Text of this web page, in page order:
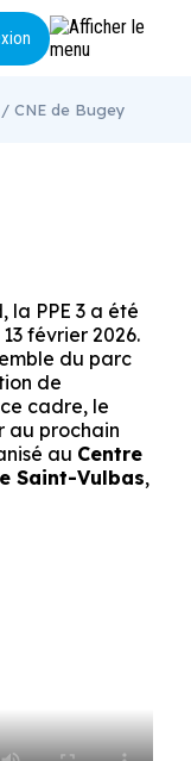
/ CNE de Bugey
la PPE 3 a été
février 2026.
du parc
de
cadre, le
au prochain
au Centre
Saint-Vulbas,